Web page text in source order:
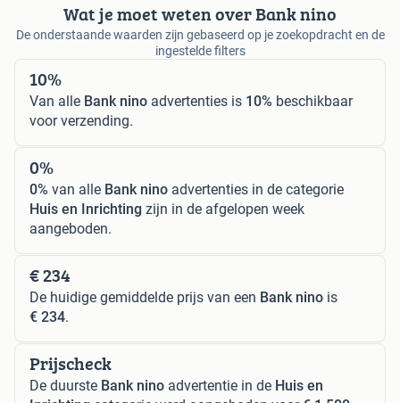
Wat je moet weten over Bank nino
De onderstaande waarden zijn gebaseerd op je zoekopdracht en de
ingestelde filters
10%
Van alle Bank nino advertenties is 10% beschikbaar
voor verzending.
0%
0% van alle Bank nino advertenties in de categorie
Huis en Inrichting zijn in de afgelopen week
aangeboden.
€ 234
De huidige gemiddelde prijs van een Bank nino is
€ 234.
Prijscheck
De duurste Bank nino advertentie in de Huis en